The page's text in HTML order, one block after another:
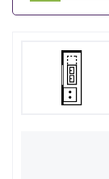
условиях
персональных